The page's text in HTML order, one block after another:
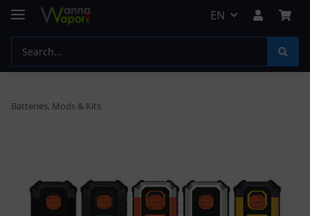
EN
Batteries, Mods & Kits